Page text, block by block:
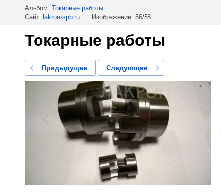
Альбом: Токарные работы
Сайт: lakron-spb.ru Изображение: 56/58
Токарные работы
Предыдущее Следующее